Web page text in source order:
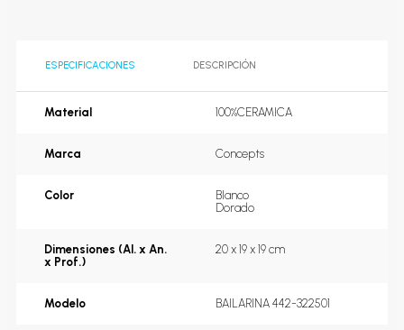
ESPECIFICACIONES DESCRIPCIÓN
Material 100%CERAMICA
Marca Concepts
Color
Blanco
Dorado
Dimensiones (Al. x An.
x Prof.)
20 x 19 x 19 cm
Modelo BAILARINA 442-322501